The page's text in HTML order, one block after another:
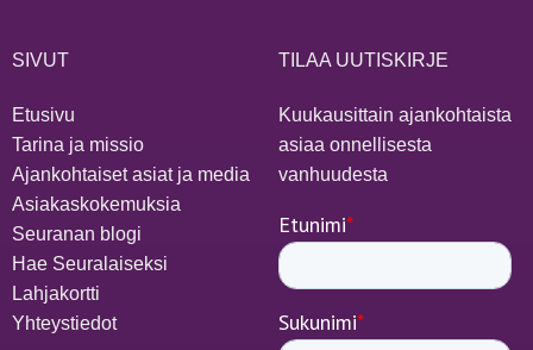
SIVUT
Etusivu
Tarina ja missio
Ajankohtaiset asiat ja media
Asiakaskokemuksia
Seuranan blogi
Hae Seuralaiseksi
Lahjakortti
Yhteystiedot
TILAA UUTISKIRJE
Kuukausittain ajankohtaista
asiaa onnellisesta
vanhuudesta